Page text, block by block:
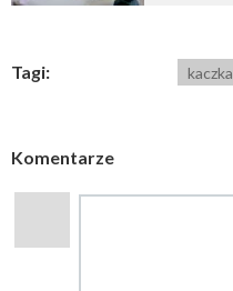
Tagi: kaczka
Komentarze